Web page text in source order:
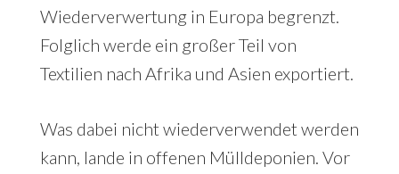
Wiederverwertung in Europa begrenzt.
Folglich werde ein großer Teil von
Textilien nach Afrika und Asien exportiert.
Was dabei nicht wiederverwendet werden
kann, lande in offenen Mülldeponien. Vor